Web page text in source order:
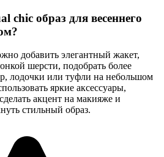
chic образ для весеннего
добавить элегантный жакет,
шерсти, подобрать более
лодочки или туфли на небольшом
яркие аксессуары,
акцент на макияже и
стильный образ.